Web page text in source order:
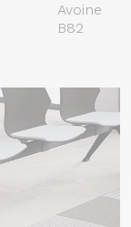
Avoine
B82